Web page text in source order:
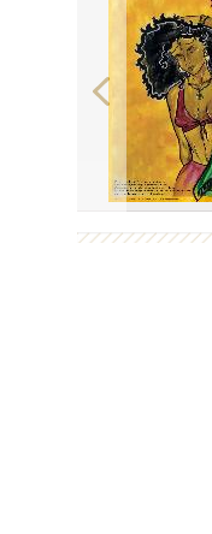
Previous